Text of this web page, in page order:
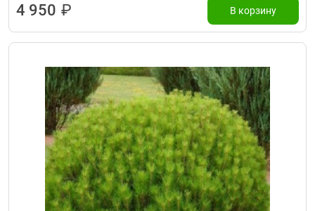
4 950 ₽ В корзину